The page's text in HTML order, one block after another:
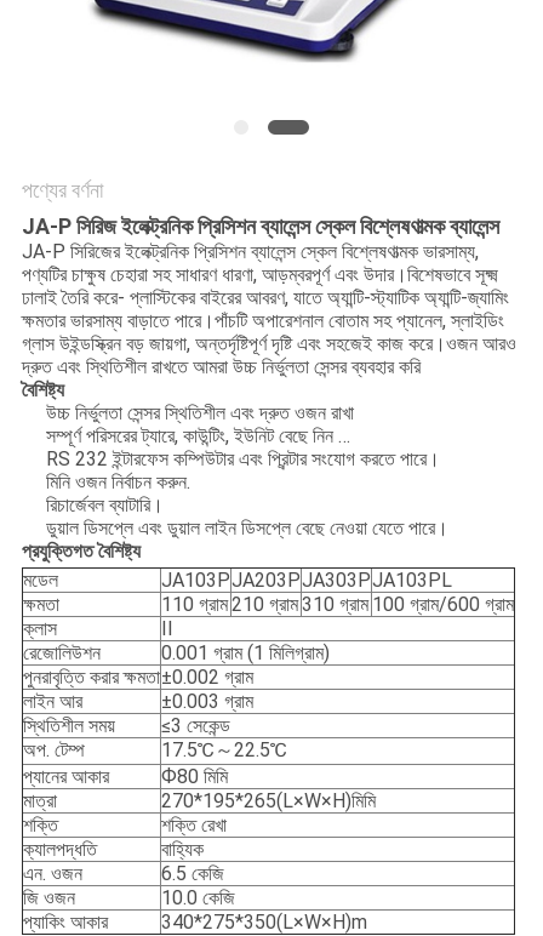
পণ্যের বর্ণনা
JA-P সিরিজ ইলেক্ট্রনিক প্রিসিশন ব্যালেন্স স্কেল বিশ্লেষণাত্মক ব্যালেন্স
JA-P সিরিজের ইলেক্ট্রনিক প্রিসিশন ব্যালেন্স স্কেল বিশ্লেষণাত্মক ভারসাম্য,
পণ্যটির চাক্ষুষ চেহারা সহ সাধারণ ধারণা, আড়ম্বরপূর্ণ এবং উদার।বিশেষভাবে সূক্ষ্ম
ঢালাই তৈরি করে- প্লাস্টিকের বাইরের আবরণ, যাতে অ্যান্টি-স্ট্যাটিক অ্যান্টি-জ্যামিং
ক্ষমতার ভারসাম্য বাড়াতে পারে।পাঁচটি অপারেশনাল বোতাম সহ প্যানেল, স্লাইডিং
গ্লাস উইন্ডস্ক্রিন বড় জায়গা, অন্তর্দৃষ্টিপূর্ণ দৃষ্টি এবং সহজেই কাজ করে।ওজন আরও
দ্রুত এবং স্থিতিশীল রাখতে আমরা উচ্চ নির্ভুলতা সেন্সর ব্যবহার করি
বৈশিষ্ট্য
উচ্চ নির্ভুলতা সেন্সর স্থিতিশীল এবং দ্রুত ওজন রাখা
সম্পূর্ণ পরিসরের ট্যারে, কাউন্টিং, ইউনিট বেছে নিন …
RS 232 ইন্টারফেস কম্পিউটার এবং প্রিন্টার সংযোগ করতে পারে।
মিনি ওজন নির্বাচন করুন.
রিচার্জেবল ব্যাটারি।
ডুয়াল ডিসপ্লে এবং ডুয়াল লাইন ডিসপ্লে বেছে নেওয়া যেতে পারে।
প্রযুক্তিগত বৈশিষ্ট্য
মডেল
JA103PJA203PJA303PJA103PL
ক্ষমতা
110 গ্রাম210 গ্রাম310 গ্রাম 100 গ্রাম/600 গ্রাম
ক্লাস
রেজোলিউশন
0.001 গ্রাম (1 মিলিগ্রাম)
পুনরাবৃত্তি করার ক্ষমতা±0.002 গ্রাম
লাইন আর
±0.003 গ্রাম
স্থিতিশীল সময়
≤3 সেকেন্ড
অপ. টেম্প
17.5℃～22.5℃
প্যানের আকার
Ф80 মিমি
মাত্রা
270*195*265(L×W×H)মিমি
শক্তি
শক্তি রেখা
ক্যালপদ্ধতি
বাহ্যিক
এন. ওজন
6.5 কেজি
জি ওজন
10.0 কেজি
প্যাকিং আকার
340*275*350(L×W×H)m